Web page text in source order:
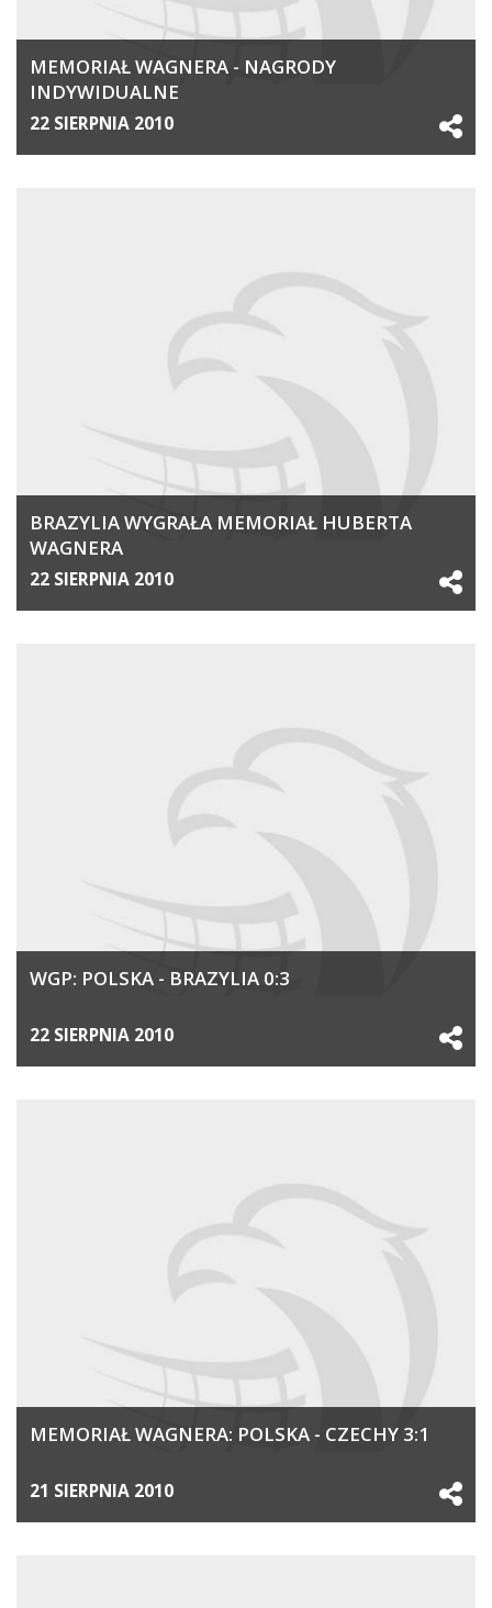
MEMORIAŁ WAGNERA - NAGRODY
INDYWIDUALNE
22 SIERPNIA 2010
BRAZYLIA WYGRAŁA MEMORIAŁ HUBERTA
WAGNERA
22 SIERPNIA 2010
WGP: POLSKA - BRAZYLIA 0:3
22 SIERPNIA 2010
MEMORIAŁ WAGNERA: POLSKA - CZECHY 3:1
21 SIERPNIA 2010